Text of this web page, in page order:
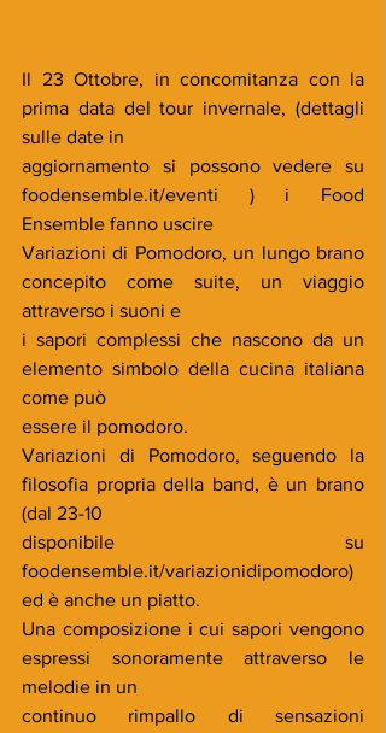
Il 23 Ottobre, in concomitanza con la
prima data del tour invernale, (dettagli
sulle date in
aggiornamento si possono vedere su
foodensemble.it/eventi ) i Food
Ensemble fanno uscire
Variazioni di Pomodoro, un lungo brano
concepito come suite, un viaggio
attraverso i suoni e
i sapori complessi che nascono da un
elemento simbolo della cucina italiana
come può
essere il pomodoro.
Variazioni di Pomodoro, seguendo la
filosofia propria della band, è un brano
(dal 23-10
disponibile su
foodensemble.it/variazionidipomodoro)
ed è anche un piatto.
Una composizione i cui sapori vengono
espressi sonoramente attraverso le
melodie in un
continuo rimpallo di sensazioni